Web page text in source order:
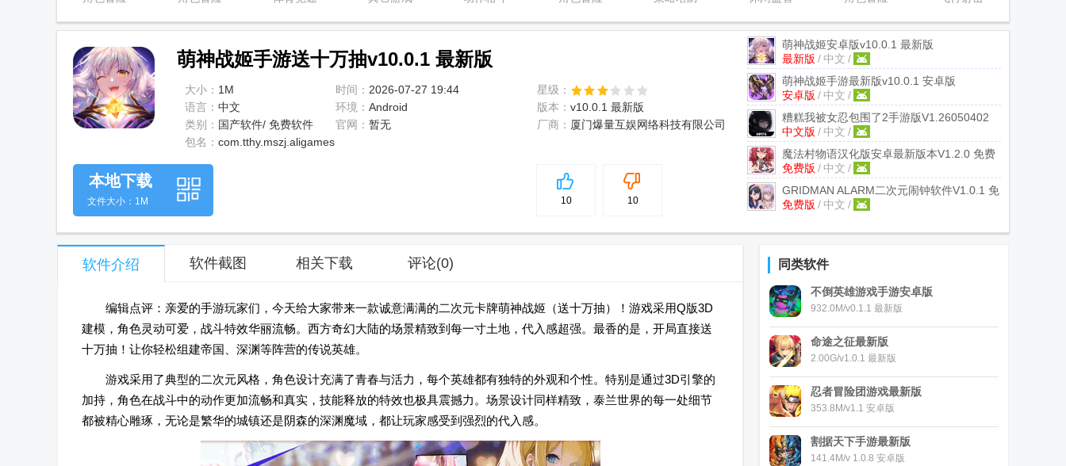
萌神战姬手游送十万抽v10.0.1 最新版
大小： 1M 时间： 2026-07-27 19:44
星级：
语言： 中文 环境： Android 版本： v10.0.1 最新版
类别： 国产软件/ 免费软件 官网： 暂无 厂商： 厦门爆量互娱网络科技有限公司
包名： com.tthy.mszj.aligames
萌神战姬安卓版v10.0.1 最新版
最新版 / 中文 /
萌神战姬手游最新版v10.0.1 安卓版
安卓版 / 中文 /
糟糕我被女忍包围了2手游版V1.26050402
中文版
中文版 / 中文 /
魔法村物语汉化版安卓最新版本V1.2.0 免费
版
免费版 / 中文 /
GRIDMAN ALARM二次元闹钟软件V1.0.1 免
费版
免费版 / 中文 /
5
10 10
本地下载
文件大小：1M
软件介绍 软件截图 相关下载 评论(0)
编辑点评：亲爱的手游玩家们，今天给大家带来一款诚意满满的二次元卡牌萌神战姬（送十万抽）！游戏采用Q版3D
建模，角色灵动可爱，战斗特效华丽流畅。西方奇幻大陆的场景精致到每一寸土地，代入感超强。最香的是，开局直接送
十万抽！让你轻松组建帝国、深渊等阵营的传说英雄。
游戏采用了典型的二次元风格，角色设计充满了青春与活力，每个英雄都有独特的外观和个性。特别是通过3D引擎的
加持，角色在战斗中的动作更加流畅和真实，技能释放的特效也极具震撼力。场景设计同样精致，泰兰世界的每一处细节
都被精心雕琢，无论是繁华的城镇还是阴森的深渊魔域，都让玩家感受到强烈的代入感。
同类软件
不倒英雄游戏手游安卓版
932.0M/v0.1.1 最新版
命途之征最新版
2.00G/v1.0.1 最新版
忍者冒险团游戏最新版
353.8M/v1.1 安卓版
割据天下手游最新版
141.4M/v 1.0.8 安卓版